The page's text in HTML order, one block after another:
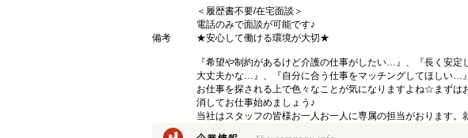
＜履歴書不要/在宅面談＞
電話のみで面談が可能です♪
備考
★安心して働ける環境が大切★
『希望や制約があるけど介護の仕事がしたい…』、『長く安
大丈夫かな…』、『自分に合う仕事をマッチングしてほしい…』
お仕事を探される上で色々なことが気になりますよね☆まず
消してお仕事始めましょう♪
当社はスタッフの皆様お一人お一人に専属の担当がおります